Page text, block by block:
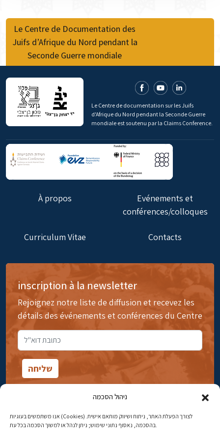
ניהול הסכמה
אנו משתמשים בעוגיות (Cookies) לצורך הפעלת האתר, ניתוח ושיווק מותאם אישית.
בהסכמה, נאסוף נתוני שימוש; ניתן לנהל או למשוך הסכמה בכל עת.
Le Centre de Documentation des
Juifs d’Afrique du Nord pendant la
Seconde Guerre mondiale
Le Centre de documentation sur les Juifs
d'Afrique du Nord pendant la Seconde Guerre
mondiale est soutenu par la Claims Conference.
À propos
Evénements et
conférences/colloques
Curriculum Vitae Contacts
inscription à la newsletter
Rejoignez notre liste de diffusion et recevez les
détails des événements et conférences du Centre
14rue Ibn Gavirol, Rehavia, Jérusalem